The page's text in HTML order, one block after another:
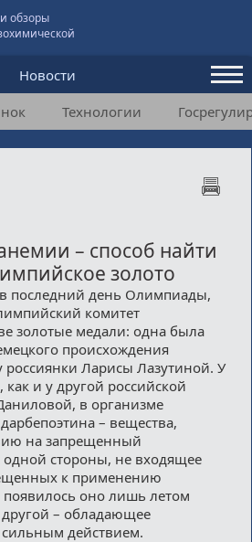
обзоры
Новости
и мнения
Конференции
соглашение
Медиакит
Контакты
Технологии
– способ найти
золото
последний день Олимпиады,
комитет
золотые медали: одна была
происхождения
россиянки Ларисы Лазутиной. У
и у другой российской
в организме
– вещества,
на запрещенный
одной стороны, не входящее
к применению
появилось оно лишь летом
– обладающее
действием.